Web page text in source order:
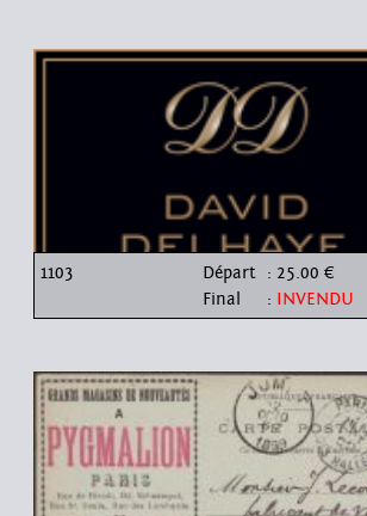
1103 Départ : 25.00 €
Final
: INVENDU